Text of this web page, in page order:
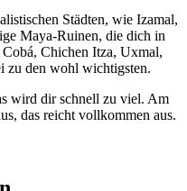
Städten, wie Izamal,
Maya-Ruinen, die dich in
Cobá, Chichen Itza, Uxmal,
zu den wohl wichtigsten.
wird dir schnell zu viel. Am
das reicht vollkommen aus.